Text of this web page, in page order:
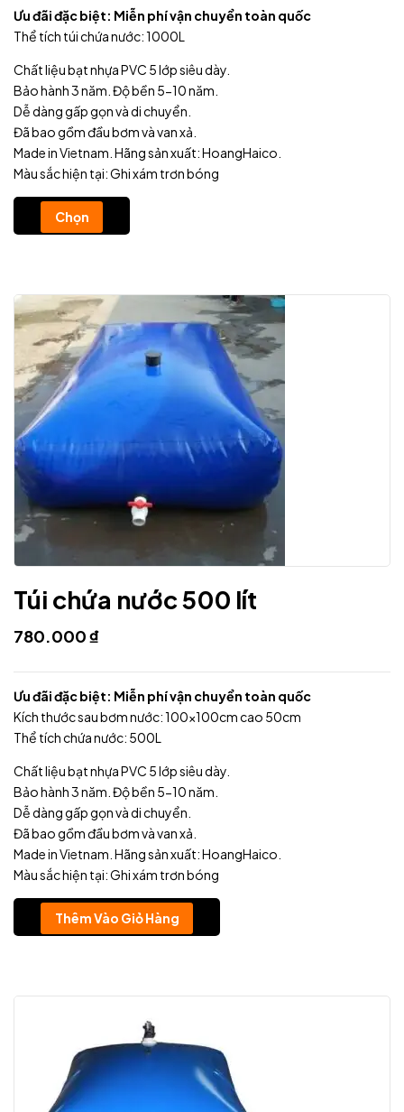
Ưu đãi đặc biệt: Miễn phí vận chuyển toàn quốc
Thể tích túi chứa nước: 1000L
Chất liệu bạt nhựa PVC 5 lớp siêu dày.
Bảo hành 3 năm. Độ bền 5-10 năm.
Dễ dàng gấp gọn và di chuyển.
Đã bao gồm đầu bơm và van xả.
Made in Vietnam. Hãng sản xuất: HoangHaico.
Màu sắc hiện tại: Ghi xám trơn bóng
Chọn
Túi chứa nước 500 lít
780.000₫
Ưu đãi đặc biệt: Miễn phí vận chuyển toàn quốc
Kích thước sau bơm nước: 100x100cm cao 50cm
Thể tích chứa nước: 500L
Chất liệu bạt nhựa PVC 5 lớp siêu dày.
Bảo hành 3 năm. Độ bền 5-10 năm.
Dễ dàng gấp gọn và di chuyển.
Đã bao gồm đầu bơm và van xả.
Made in Vietnam. Hãng sản xuất: HoangHaico.
Màu sắc hiện tại: Ghi xám trơn bóng
Thêm Vào Giỏ Hàng